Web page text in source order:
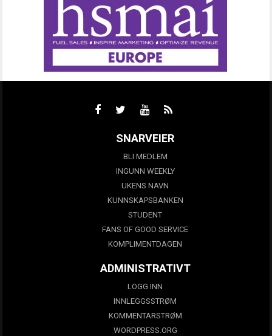
SNARVEIER
BLI MEDLEM
INGUNN WEEKLY
UKENS NAVN
KUNNSKAPSBANKEN
STUDENT
FANS OF GOOD SERVICE
KOMPLIMENTDAGEN
ADMINISTRATIVT
LOGG INN
INNLEGGSSTRØM
KOMMENTARSTRØM
WORDPRESS.ORG